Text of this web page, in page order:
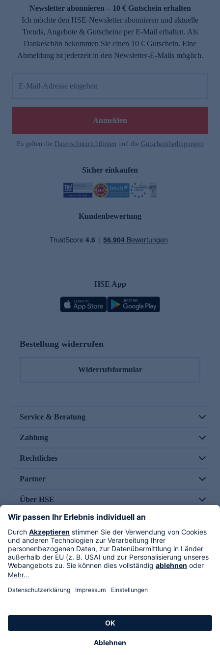
Newsletter abonnieren – 10 € Gutschein erhalten
Ich möchte den HSE-Newsletter abonnieren und aktuelle
Trends, Angebote & Gutscheine per E-Mail erhalten. Als
Dankeschön bekommen Sie einen 10 € Gutschein. Eine
Abmeldung ist jederzeit in den Newsletter-E-Mails möglich.
E-Mail-Adresse eingeben
Anmelden
Es gelten die Datenschutzrichtlinien und die Gutscheinbedingungen
Sicher einkaufen
Kundenbewertung
HSE App
Bestellung widerrufen
Widerrufsformular
Service & Beratung
Zahlung
Rechtliches
Partner
Über HSE
Im TV
HSE International